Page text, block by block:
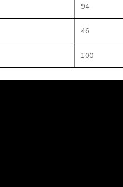
94
46
100